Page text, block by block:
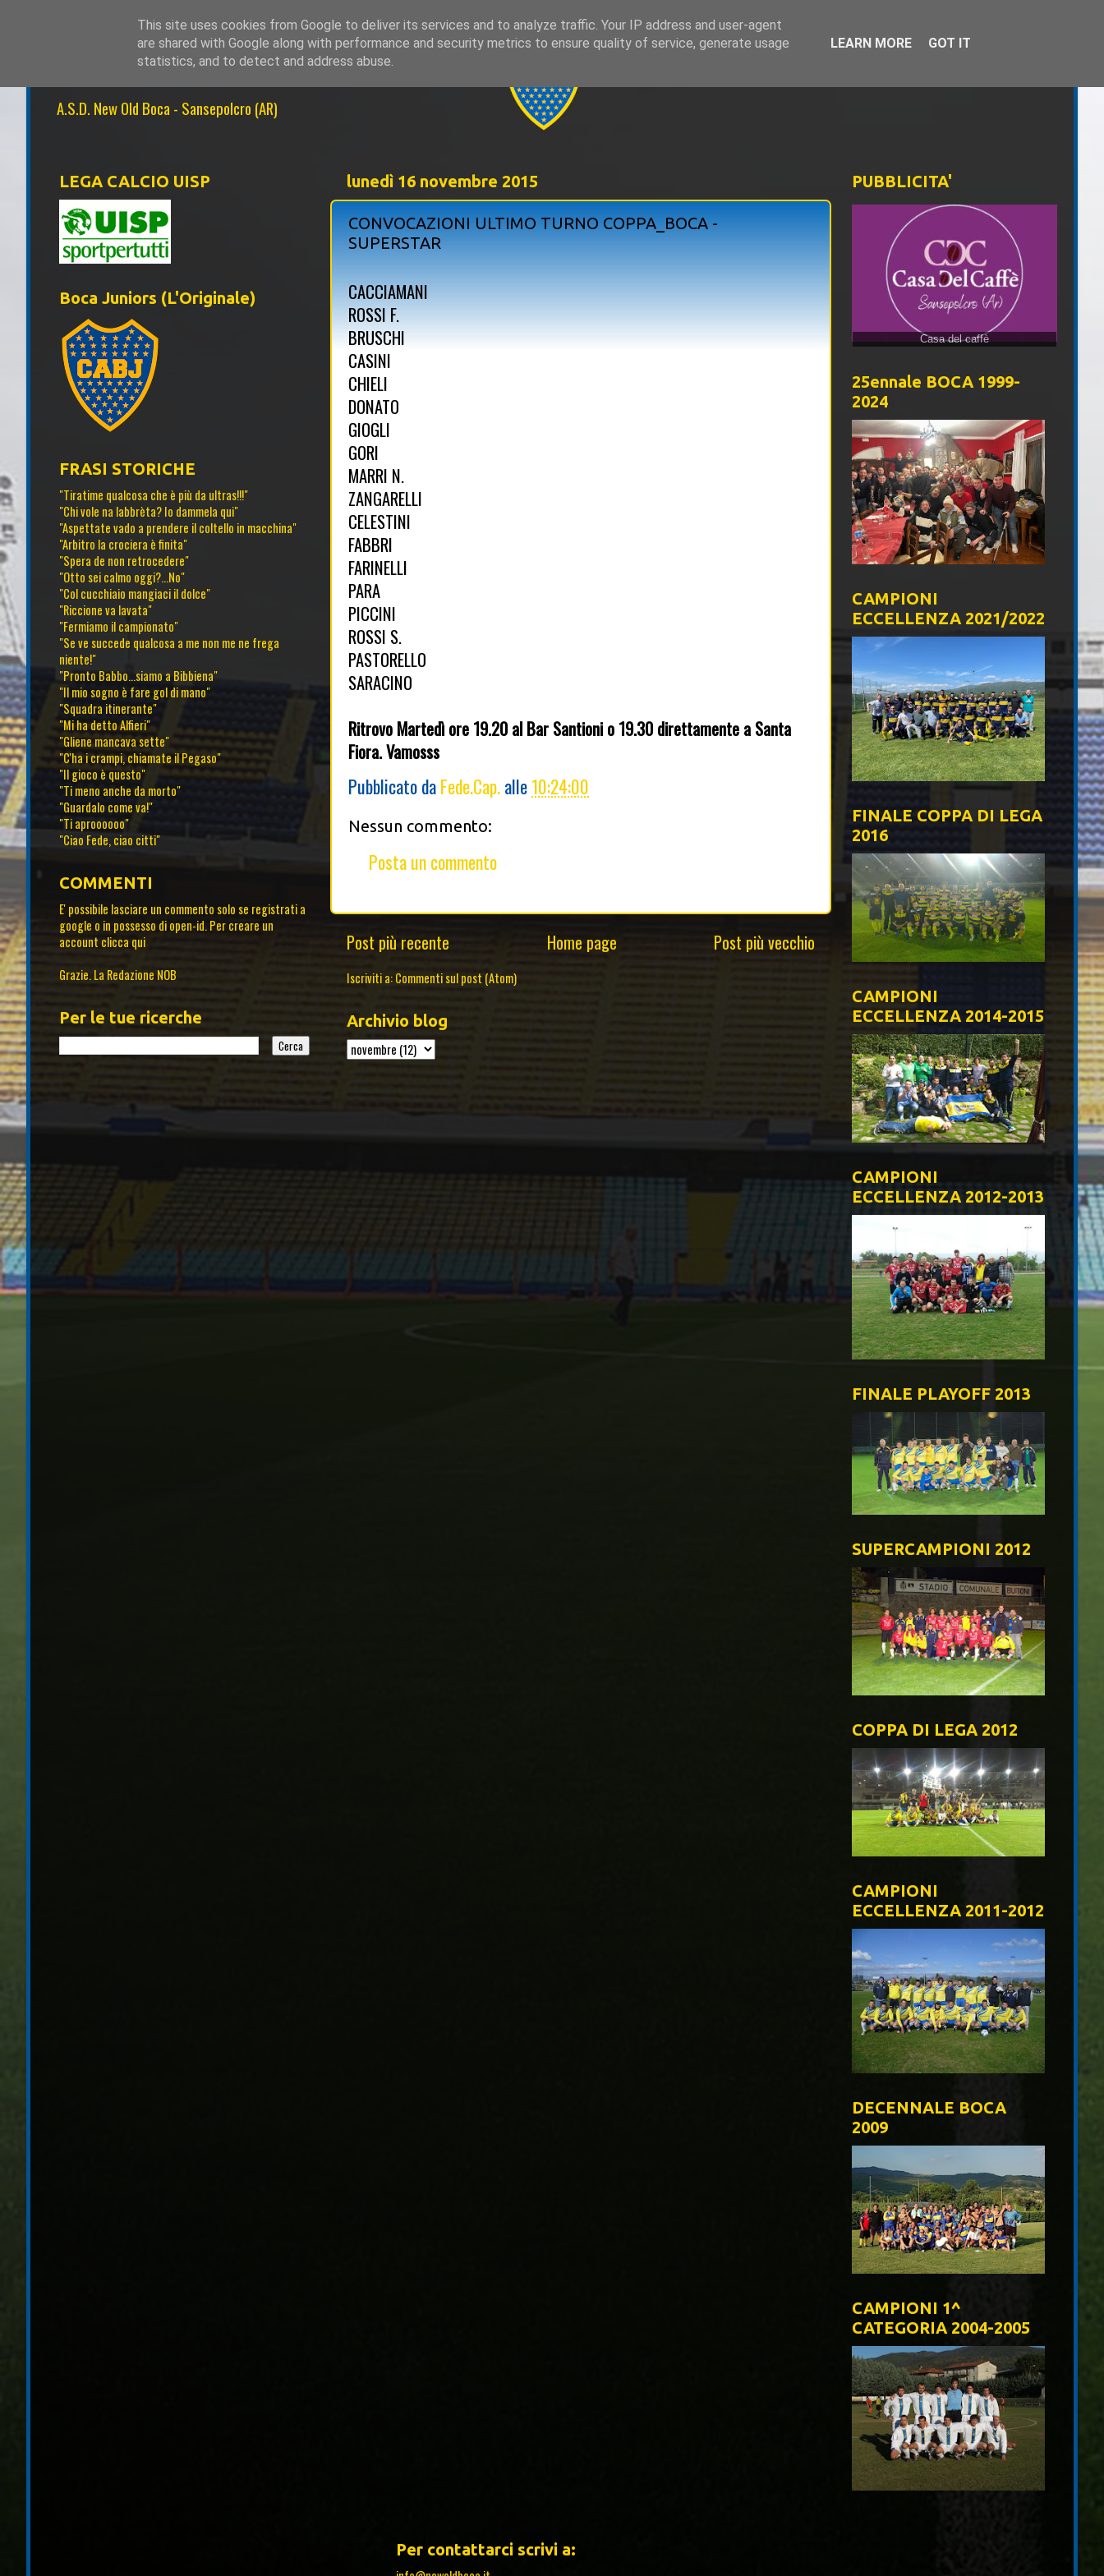
NEW OLD BOCA 1999
A.S.D. New Old Boca - Sansepolcro (AR)
lunedì 16 novembre 2015
CONVOCAZIONI ULTIMO TURNO COPPA_BOCA -
SUPERSTAR
CACCIAMANI
ROSSI F.
BRUSCHI
CASINI
CHIELI
DONATO
GIOGLI
GORI
MARRI N.
ZANGARELLI
CELESTINI
FABBRI
FARINELLI
PARA
PICCINI
ROSSI S.
PASTORELLO
SARACINO
Ritrovo Martedì ore 19.20 al Bar Santioni o 19.30 direttamente a Santa
Fiora. Vamosss
Pubblicato daFede.Cap.alle10:24:00
Nessun commento:
Posta un commento
Post più recente Post più vecchio
Home page
Iscriviti a:Commenti sul post (Atom)
Archivio blog
LEGA CALCIO UISP
Boca Juniors (L'Originale)
FRASI STORICHE
"Tiratime qualcosa che è più da ultras!!!"
"Chi vole na labbrèta? Io dammela qui"
"Aspettate vado a prendere il coltello in macchina"
"Arbitro la crociera è finita"
"Spera de non retrocedere"
"Otto sei calmo oggi?...No"
"Col cucchiaio mangiaci il dolce"
"Riccione va lavata"
"Fermiamo il campionato"
"Se ve succede qualcosa a me non me ne frega
niente!"
"Pronto Babbo...siamo a Bibbiena"
"Il mio sogno è fare gol di mano"
"Squadra itinerante"
"Mi ha detto Alfieri"
"Gliene mancava sette"
"C'ha i crampi, chiamate il Pegaso"
"Il gioco è questo"
"Ti meno anche da morto"
"Guardalo come va!"
"Ti aproooooo"
"Ciao Fede, ciao citti"
COMMENTI
E' possibile lasciare un commento solo se registrati a
google o in possesso di open-id. Per creare un
account clicca qui
Grazie. La Redazione NOB
Per le tue ricerche
PUBBLICITA'
25ennale BOCA 1999-
2024
CAMPIONI
ECCELLENZA 2021/2022
FINALE COPPA DI LEGA
2016
CAMPIONI
ECCELLENZA 2014-2015
CAMPIONI
ECCELLENZA 2012-2013
FINALE PLAYOFF 2013
SUPERCAMPIONI 2012
COPPA DI LEGA 2012
CAMPIONI
ECCELLENZA 2011-2012
DECENNALE BOCA
2009
CAMPIONI 1^
CATEGORIA 2004-2005
Per contattarci scrivi a:
This site uses cookies from Google to deliver its services and to analyze traffic. Your IP address and user-agent
are shared with Google along with performance and security metrics to ensure quality of service, generate usage
statistics, and to detect and address abuse.
LEARN MORE GOT IT